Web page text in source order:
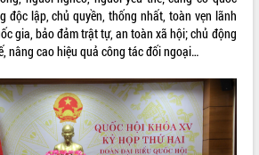
một “di
cầu
cao đời
hình thiết
đẩy
điểm
độc lập, chủ quyền, thống nhất, toàn vẹn lãnh
gia, bảo đảm trật tự, an toàn xã hội; chủ động
nâng cao hiệu quả công tác đối ngoại…